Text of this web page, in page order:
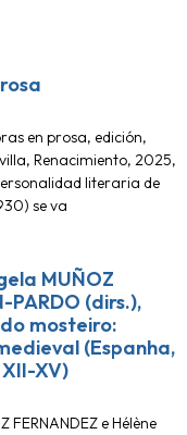
en prosa, edición,
Renacimiento, 2025,
literaria de
se va
MUÑOZ
PARDO (dirs.),
mosteiro:
(Espanha,
XV)
FERNANDEZ e Hélène